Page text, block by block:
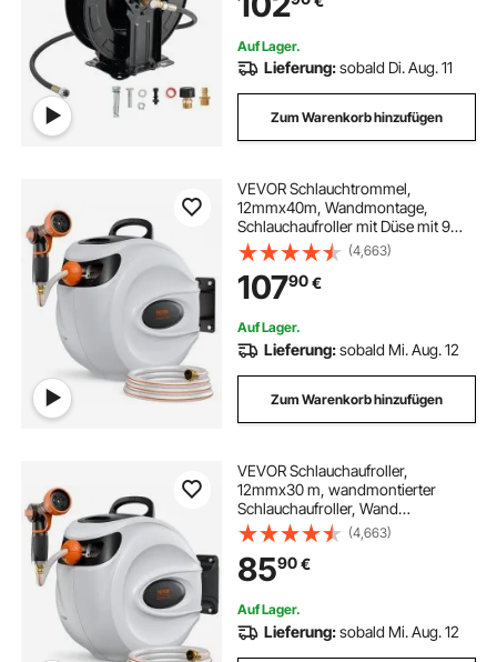
Autowäsche, Garten,
Bodenreinigung
Auf Lager.
Lieferung:sobald Di. Aug. 11
Zum Warenkorb hinzufügen
VEVOR Schlauchtrommel,
12mmx40m, Wandmontage,
Schlauchaufroller mit Düse mit 9
Mustern, Schlauchbox,
automatisches Rücklaufsystem mit
langsamer Rückführung & 180°-
Schwenkhalterung
(4,663)
10790€
Auf Lager.
Lieferung:sobald Mi. Aug. 12
Zum Warenkorb hinzufügen
VEVOR Schlauchaufroller,
12mmx30 m, wandmontierter
Schlauchaufroller, Wand
Schlauchbox mit Düse mit 9
Mustern, automatisches
Rücklaufsystem mit langsamer
Rückführung & 180°-
Schwenkhalterung
(4,663)
8590€
Auf Lager.
Lieferung:sobald Mi. Aug. 12